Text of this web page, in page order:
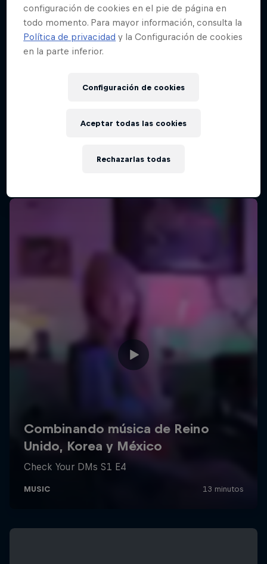
configuración de cookies en el pie de página en
todo momento. Para mayor información, consulta la
Política de privacidad y la Configuración de cookies
en la parte inferior.
Configuración de cookies
Rechazarlas todas
Aceptar todas las cookies